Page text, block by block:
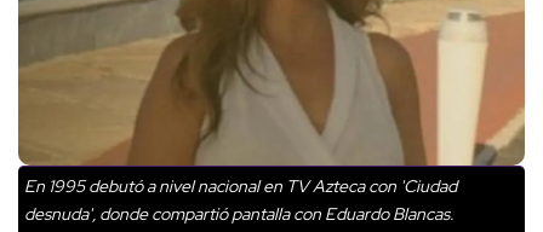
En 1995 debutó a nivel nacional en TV Azteca con 'Ciudad
desnuda', donde compartió pantalla con Eduardo Blancas.